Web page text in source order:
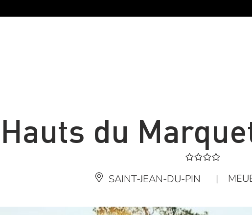
du
SAINT-JEAN-DU-PIN |